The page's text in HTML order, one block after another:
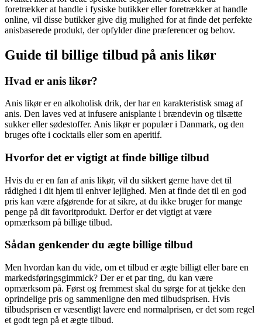
foretrækker at handle i fysiske butikker eller foretrækker at handle
online, vil disse butikker give dig mulighed for at finde det perfekte
anisbaserede produkt, der opfylder dine præferencer og behov.
Guide til billige tilbud på anis likør
Hvad er anis likør?
Anis likør er en alkoholisk drik, der har en karakteristisk smag af
anis. Den laves ved at infusere anisplante i brændevin og tilsætte
sukker eller sødestoffer. Anis likør er populær i Danmark, og den
bruges ofte i cocktails eller som en aperitif.
Hvorfor det er vigtigt at finde billige tilbud
Hvis du er en fan af anis likør, vil du sikkert gerne have det til
rådighed i dit hjem til enhver lejlighed. Men at finde det til en god
pris kan være afgørende for at sikre, at du ikke bruger for mange
penge på dit favoritprodukt. Derfor er det vigtigt at være
opmærksom på billige tilbud.
Sådan genkender du ægte billige tilbud
Men hvordan kan du vide, om et tilbud er ægte billigt eller bare en
markedsføringsgimmick? Der er et par ting, du kan være
opmærksom på. Først og fremmest skal du sørge for at tjekke den
oprindelige pris og sammenligne den med tilbudsprisen. Hvis
tilbudsprisen er væsentligt lavere end normalprisen, er det som regel
et godt tegn på et ægte tilbud.